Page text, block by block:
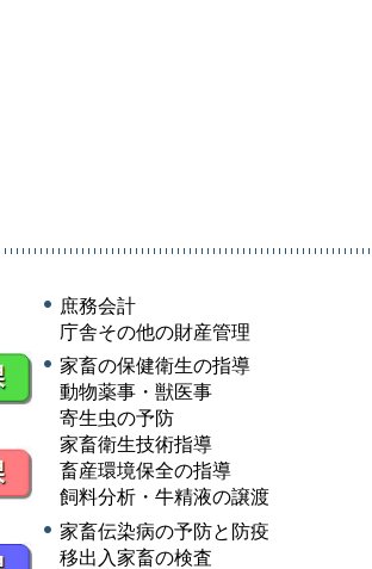
庶務会計
庁舎その他の財産管理
家畜の保健衛生の指導
動物薬事・獣医事
寄生虫の予防
家畜衛生技術指導
畜産環境保全の指導
飼料分析・牛精液の譲渡
家畜伝染病の予防と防疫
移出入家畜の検査